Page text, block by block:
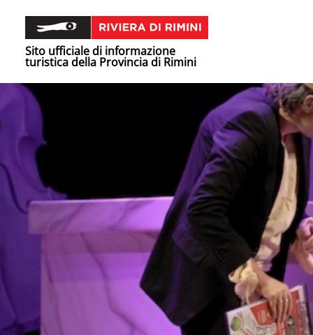
Sito ufficiale di informazione
turistica della Provincia di Rimini